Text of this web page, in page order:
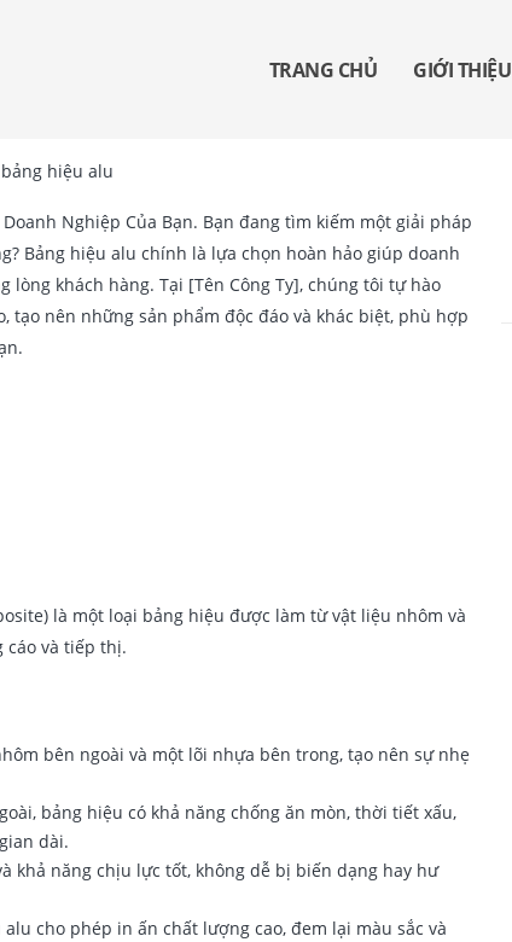
TRANG CHỦ GIỚI THIỆU
Nghiệp Của Bạn. Bạn đang tìm kiếm một giải pháp
Bảng hiệu alu chính là lựa chọn hoàn hảo giúp doanh
khách hàng. Tại [Tên Công Ty], chúng tôi tự hào
tạo nên những sản phẩm độc đáo và khác biệt, phù hợp
là một loại bảng hiệu được làm từ vật liệu nhôm và
cáo và tiếp thị.
bên ngoài và một lõi nhựa bên trong, tạo nên sự nhẹ
bảng hiệu có khả năng chống ăn mòn, thời tiết xấu,
dài.
khả năng chịu lực tốt, không dễ bị biến dạng hay hư
cho phép in ấn chất lượng cao, đem lại màu sắc và